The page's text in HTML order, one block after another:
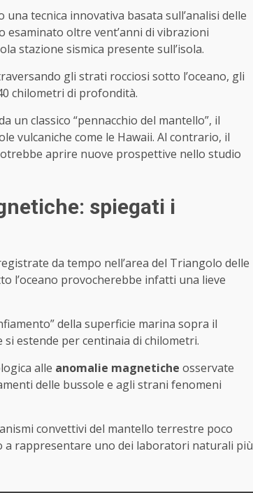
tecnica innovativa basata sull’analisi delle
esaminato oltre vent’anni di vibrazioni
stazione sismica presente sull’isola.
gli strati rocciosi sotto l’oceano, gli
chilometri di profondità.
un classico “pennacchio del mantello”, il
vulcaniche come le Hawaii. Al contrario, il
aprire nuove prospettive nello studio
spiegati i
da tempo nell’area del Triangolo delle
l’oceano provocherebbe infatti una lieve
della superficie marina sopra il
estende per centinaia di chilometri.
alle anomalie magnetiche osservate
delle bussole e agli strani fenomeni
convettivi del mantello terrestre poco
rappresentare uno dei laboratori naturali più